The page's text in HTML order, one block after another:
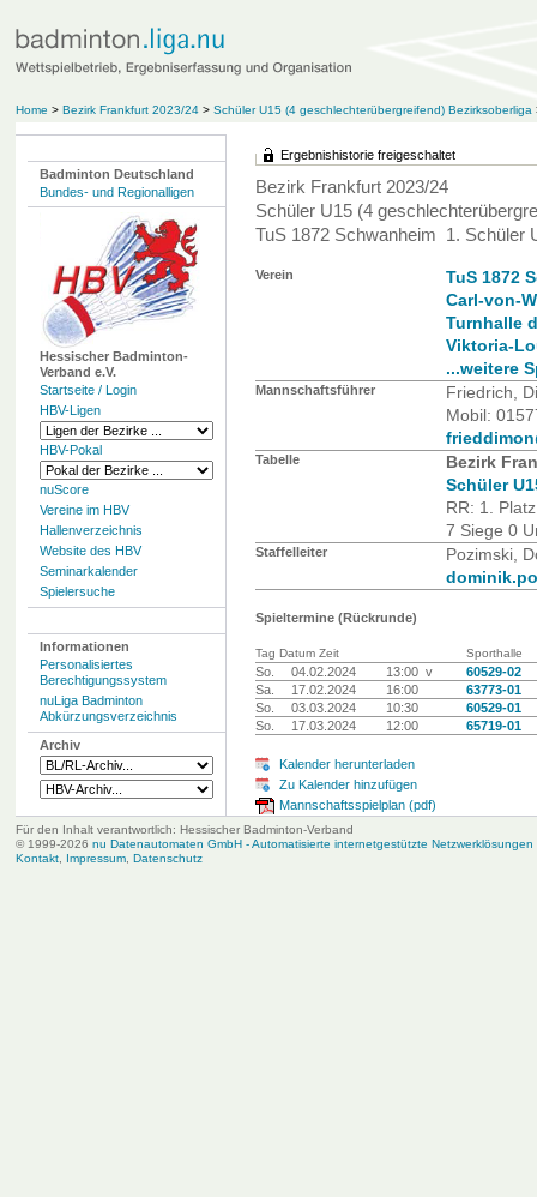
Home > Bezirk Frankfurt 2023/24> Schüler U15 (4 geschlechterübergreifend) Bezirksoberliga
Badminton Deutschland
Bundes- und Regionalligen
Hessischer Badminton-
Verband e.V.
Startseite / Login
HBV-Ligen
HBV-Pokal
nuScore
Vereine im HBV
Hallenverzeichnis
Website des HBV
Seminarkalender
Spielersuche
Informationen
Personalisiertes
Berechtigungssystem
nuLiga Badminton
Abkürzungsverzeichnis
Archiv
Ergebnishistorie freigeschaltet
Bezirk Frankfurt 2023/24
Schüler U15 (4
TuS 1872 Schwanheim 1. Schüler
Verein
TuS 1872
Carl-von-
Turnhalle
Viktoria-
...weitere
Mannschaftsführer
Friedrich,
Mobil:
Tabelle
Bezirk
Schüler
RR: 1.
7 Siege 0
Staffelleiter
Pozimski,
Spieltermine (Rückrunde)
Tag Datum Zeit Sporthalle
So. 04.02.2024 13:00 v
60529-02
Sa.
17.02.2024 16:00
63773-01
So.
03.03.2024 10:30
60529-01
So.
17.03.2024 12:00 65719-01
Kalender herunterladen
Zu Kalender hinzufügen
Mannschaftsspielplan (pdf)
Für den Inhalt verantwortlich: Hessischer Badminton-Verband
© 1999-2026 nu Datenautomaten GmbH - Automatisierte internetgestützte Netzwerklösungen
Kontakt, Impressum, Datenschutz